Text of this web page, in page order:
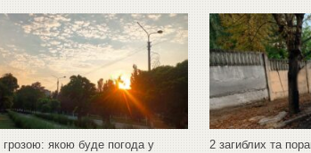
якою буде погода у
2 загиблих та